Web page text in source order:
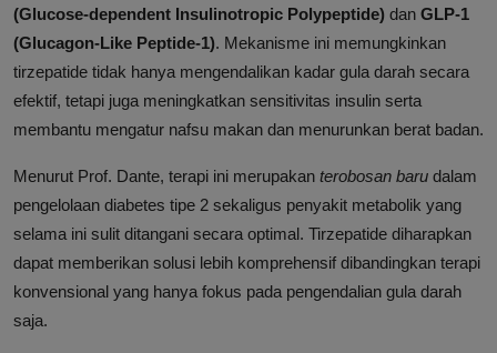
(Glucose-dependent Insulinotropic Polypeptide) dan GLP-1
(Glucagon-Like Peptide-1). Mekanisme ini memungkinkan
tirzepatide tidak hanya mengendalikan kadar gula darah secara
efektif, tetapi juga meningkatkan sensitivitas insulin serta
membantu mengatur nafsu makan dan menurunkan berat badan.
Menurut Prof. Dante, terapi ini merupakan terobosan baru dalam
pengelolaan diabetes tipe 2 sekaligus penyakit metabolik yang
selama ini sulit ditangani secara optimal. Tirzepatide diharapkan
dapat memberikan solusi lebih komprehensif dibandingkan terapi
konvensional yang hanya fokus pada pengendalian gula darah
saja.